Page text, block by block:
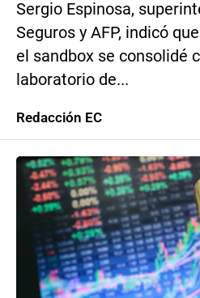
Sergio Espinosa,
Seguros y AFP, indicó
el sandbox se consolidé
laboratorio de...
Redacción EC